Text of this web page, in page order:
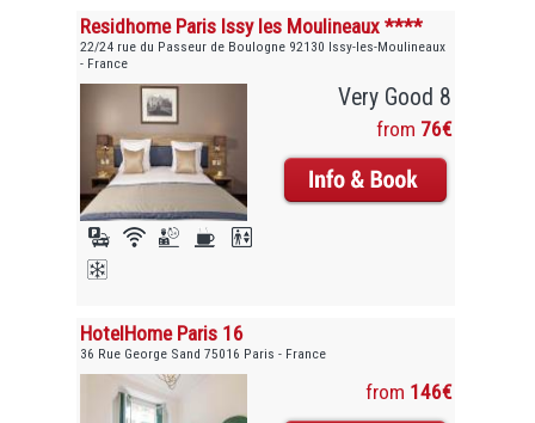
Residhome Paris Issy les Moulineaux ****
22/24 rue du Passeur de Boulogne 92130 Issy-les-Moulineaux
- France
Very Good 8
from 76€
HotelHome Paris 16
36 Rue George Sand 75016 Paris - France
from 146€